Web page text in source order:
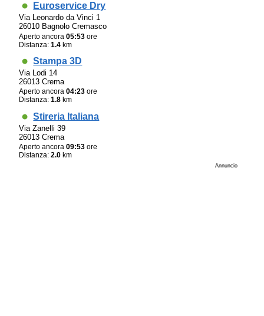
Euroservice Dry
Via Leonardo da Vinci 1
26010 Bagnolo Cremasco
Aperto ancora05:53 ore
Distanza:1.4 km
Stampa 3D
Via Lodi 14
26013 Crema
Aperto ancora04:23 ore
Distanza:1.8 km
Stireria Italiana
Via Zanelli 39
26013 Crema
Aperto ancora09:53 ore
Distanza:2.0 km
Annuncio